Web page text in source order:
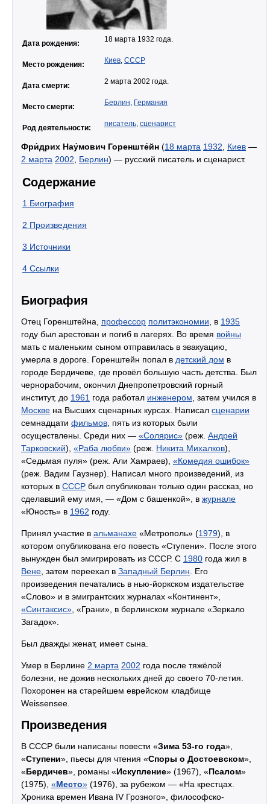
Дата рождения: 18 марта 1932 года.
Место рождения: Киев, СССР
Дата смерти: 2 марта 2002 года.
Место смерти: Берлин, Германия
Род деятельности: писатель, сценарист
Фри́дрих Нау́мович Горенште́йн (18 марта 1932 Киев —
2 марта 2002 Берлин) — русский писатель и сценарист.
Содержание
1 Биография
2 Произведения
3 Источники
4 Ссылки
Биография
Отец Горенштейна, профессор политэкономии , в 1935
году был арестован и погиб в лагерях. Во время войны
мать с маленьким сыном отправилась в эвакуацию,
умерла в дороге. Горенштейн попал в детский дом в
городе Бердичеве, где провёл большую часть детства. Был
чернорабочим, окончил Днепропетровский горный
институт, до 1961 года работал инженером , затем учился в
Москве на Высших сценарных курсах. Написал сценарии
семнадцати фильмов , пять из которых были
осуществлены. Среди них — «Солярис» (реж. Андрей
Тарковский), «Раба любви» (реж. Никита Михалков),
«Седьмая пуля» (реж. Али Хамраев), «Комедия ошибок»
(реж. Вадим Гаузнер). Написал много произведений, из
которых в СССР был опубликован только один рассказ, но
сделавший ему имя, — «Дом с башенкой», в журнале
«Юность» в 1962 году.
Принял участие в альманахе «Метрополь» (1979), в
котором опубликована его повесть «Ступени». После этого
вынужден был эмигрировать из СССР. С 1980 года жил в
Вене , затем переехал в Западный Берлин . Его
произведения печатались в нью-йоркском издательстве
«Слово» и в эмигрантских журналах «Континент»,
«Синтаксис» , «Грани», в берлинском журнале «Зеркало
Загадок».
Был дважды женат, имеет сына.
Умер в Берлине 2 марта 2002 года после тяжёлой
болезни, не дожив нескольких дней до своего 70-летия.
Похоронен на старейшем еврейском кладбище
Weissensee.
Произведения
В СССР были написаны повести «Зима 53-го года»,
«Ступени», пьесы для чтения «Споры о Достоевском»,
«Бердичев», романы «Искупление» (1967), «Псалом»
(1975), «Место» (1976), за рубежом — «На крестцах.
Хроника времен Ивана IV Грозного», философско-